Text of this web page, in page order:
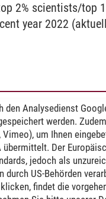
2% scientists/top
year 2022
den Analysedienst
werden.
um Ihnen
übermittelt. Der
jedoch als
US-Behörden
findet die